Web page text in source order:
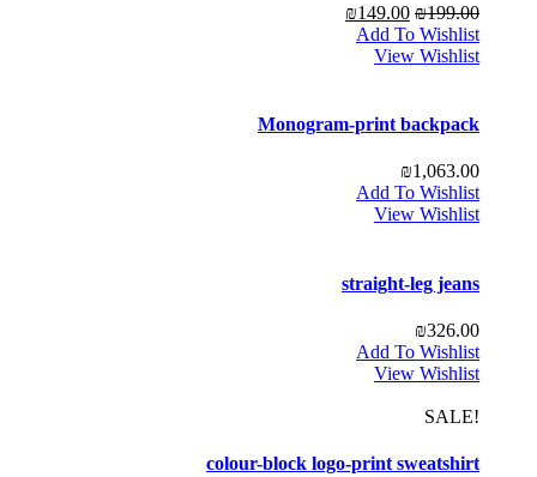
₪199.00
₪149.00
Add To Wishlist
View Wishlist
Monogram-print backpack
₪1,063.00
Add To Wishlist
View Wishlist
straight-leg jeans
₪326.00
Add To Wishlist
View Wishlist
!SALE
colour-block logo-print sweatshirt